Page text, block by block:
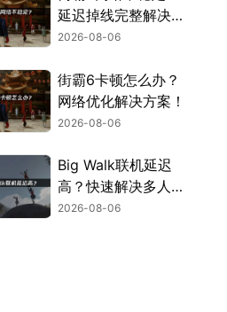
延迟掉线完整解决指
南！
2026-08-06
街霸6卡顿怎么办？
网络优化解决方案！
2026-08-06
Big Walk联机延迟
高？快速解决多人联
机卡顿问题！
2026-08-06